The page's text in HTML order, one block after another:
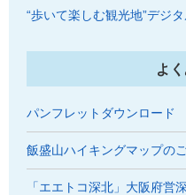
“歩いて楽しむ観光地”デジ
よ
パンフレットダウンロード
飯盛山ハイキングマップの
「エエトコ深北」大阪府営